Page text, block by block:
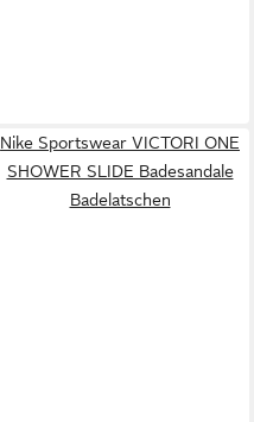
Nike Sportswear VICTORI ONE
SHOWER SLIDE Badesandale
Badelatschen